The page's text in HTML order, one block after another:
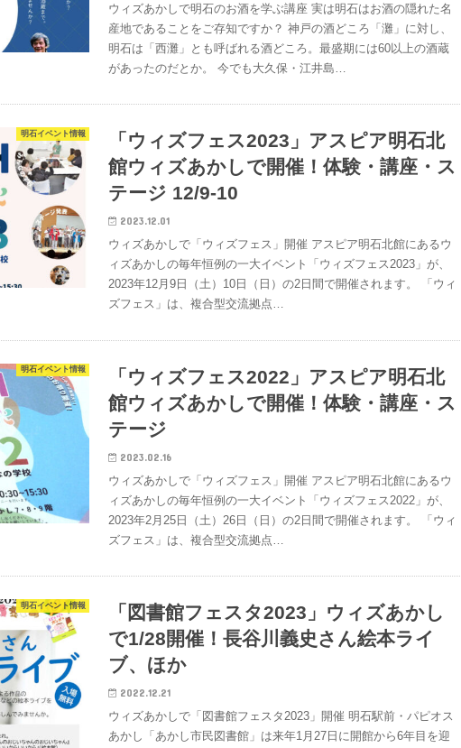
ウィズあかしで明石のお酒を学ぶ講座 実は明石はお酒の隠れた名
産地であることをご存知ですか？ 神戸の酒どころ「灘」に対し、
明石は「西灘」とも呼ばれる酒どころ。最盛期には60以上の酒蔵
があったのだとか。 今でも大久保・江井島…
明石イベント情報
「ウィズフェス2023」アスピア明石北
館ウィズあかしで開催！体験・講座・ス
テージ 12/9-10
2023.12.01
ウィズあかしで「ウィズフェス」開催 アスピア明石北館にあるウ
ィズあかしの毎年恒例の一大イベント「ウィズフェス2023」が、
2023年12月9日（土）10日（日）の2日間で開催されます。 「ウィ
ズフェス」は、複合型交流拠点…
明石イベント情報
「ウィズフェス2022」アスピア明石北
館ウィズあかしで開催！体験・講座・ス
テージ
2023.02.16
ウィズあかしで「ウィズフェス」開催 アスピア明石北館にあるウ
ィズあかしの毎年恒例の一大イベント「ウィズフェス2022」が、
2023年2月25日（土）26日（日）の2日間で開催されます。 「ウィ
ズフェス」は、複合型交流拠点…
明石イベント情報
「図書館フェスタ2023」ウィズあかし
で1/28開催！長谷川義史さん絵本ライ
ブ、ほか
2022.12.21
ウィズあかしで「図書館フェスタ2023」開催 明石駅前・パピオス
あかし「あかし市民図書館」は来年1月27日に開館から6年目を迎